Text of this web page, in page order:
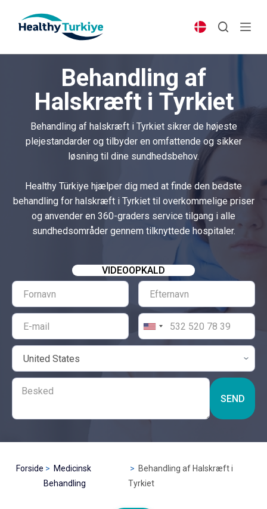
p
Behandling af
Halskræft i Tyrkiet
Behandling af halskræft i Tyrkiet sikrer de højeste
plejestandarder og tilbyder en omfattende og sikker
løsning til dine sundhedsbehov.
Healthy Türkiye hjælper dig med at finde den bedste
behandling for halskræft i Tyrkiet til overkommelige priser
og anvender en 360-graders service tilgang i alle
sundhedsområder gennem tilknyttede hospitaler.
VIDEOOPKALD
SEND
Forside
Medicinsk
Behandling
Behandling af Halskræft i
Tyrkiet